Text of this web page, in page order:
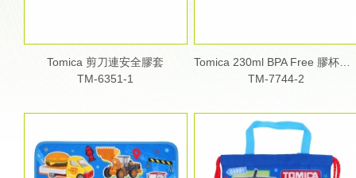
Tomica 剪刀連安全膠套
TM-6351-1
TM-7744-2